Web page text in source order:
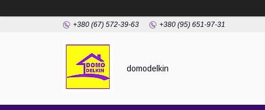
+380 (67) 572-39-63 +380 (95) 651-97-31
domodelkin